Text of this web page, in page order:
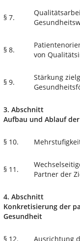
§ 7.
§ 8.
von
§ 9.
Stärkung
3. Abschnitt
Aufbau und Ablauf
§ 10.
§ 11.
Partner der
4. Abschnitt
Konkretisierung der
Gesundheit
§ 12. Ausrichtung